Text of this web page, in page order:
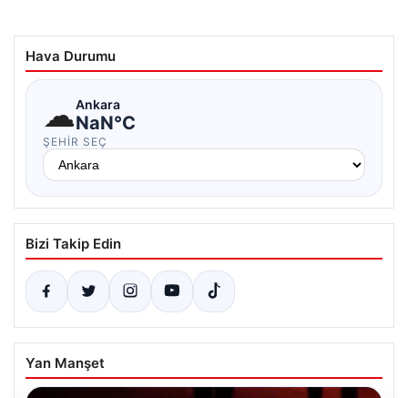
Hava Durumu
☁Ankara
NaN°C
ŞEHIR SEÇ
Bizi Takip Edin
Yan Manşet